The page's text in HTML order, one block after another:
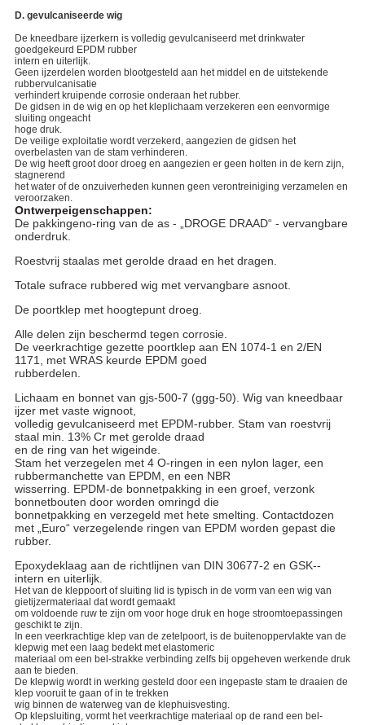
D. gevulcaniseerde wig
De kneedbare ijzerkern is volledig gevulcaniseerd met drinkwater
goedgekeurd EPDM rubber
intern en uiterlijk.
Geen ijzerdelen worden blootgesteld aan het middel en de uitstekende
rubbervulcanisatie
verhindert kruipende corrosie onderaan het rubber.
De gidsen in de wig en op het kleplichaam verzekeren een eenvormige
sluiting ongeacht
hoge druk.
De veilige exploitatie wordt verzekerd, aangezien de gidsen het
overbelasten van de stam verhinderen.
De wig heeft groot door droeg en aangezien er geen holten in de kern zijn,
stagnerend
het water of de onzuiverheden kunnen geen verontreiniging verzamelen en
veroorzaken.
Ontwerpeigenschappen:
De pakkingeno-ring van de as - „DROGE DRAAD“ - vervangbare
onderdruk.
Roestvrij staalas met gerolde draad en het dragen.
Totale sufrace rubbered wig met vervangbare asnoot.
De poortklep met hoogtepunt droeg.
Alle delen zijn beschermd tegen corrosie.
De veerkrachtige gezette poortklep aan EN 1074-1 en 2/EN
1171, met WRAS keurde EPDM goed
rubberdelen.
Lichaam en bonnet van gjs-500-7 (ggg-50). Wig van kneedbaar
ijzer met vaste wignoot,
volledig gevulcaniseerd met EPDM-rubber. Stam van roestvrij
staal min. 13% Cr met gerolde draad
en de ring van het wigeinde.
Stam het verzegelen met 4 O-ringen in een nylon lager, een
rubbermanchette van EPDM, en een NBR
wisserring. EPDM-de bonnetpakking in een groef, verzonk
bonnetbouten door worden omringd die
bonnetpakking en verzegeld met hete smelting. Contactdozen
met „Euro“ verzegelende ringen van EPDM worden gepast die
rubber.
Epoxydeklaag aan de richtlijnen van DIN 30677-2 en GSK--
intern en uiterlijk.
Het van de kleppoort of sluiting lid is typisch in de vorm van een wig van
gietijzermateriaal dat wordt gemaakt
om voldoende ruw te zijn om voor hoge druk en hoge stroomtoepassingen
geschikt te zijn.
In een veerkrachtige klep van de zetelpoort, is de buitenoppervlakte van de
klepwig met een laag bedekt met elastomeric
materiaal om een bel-strakke verbinding zelfs bij opgeheven werkende druk
aan te bieden.
De klepwig wordt in werking gesteld door een ingepaste stam te draaien de
klep vooruit te gaan of in te trekken
wig binnen de waterweg van de klephuisvesting.
Op klepsluiting, vormt het veerkrachtige materiaal op de rand een bel-